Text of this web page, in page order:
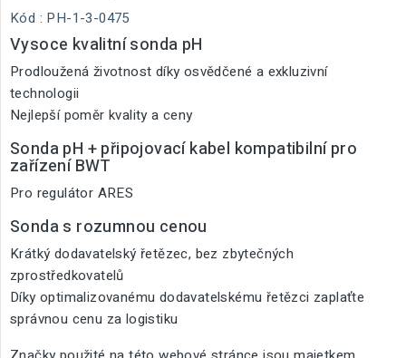
Kód : PH-1-3-0475
Vysoce kvalitní sonda pH
Prodloužená životnost díky osvědčené a exkluzivní
technologii
Nejlepší poměr kvality a ceny
Sonda pH + připojovací kabel kompatibilní pro
zařízení BWT
Pro regulátor ARES
Sonda s rozumnou cenou
Krátký dodavatelský řetězec, bez zbytečných
zprostředkovatelů
Díky optimalizovanému dodavatelskému řetězci zaplaťte
správnou cenu za logistiku